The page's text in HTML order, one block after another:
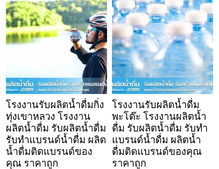
โรงงานรับผลิตน้ำดื่มกิ่ง
ทุ่งเขาหลวง โรงงาน
ผลิตน้ำดื่ม รับผลิตน้ำดื่ม
รับทำแบรนด์น้ำดื่ม ผลิต
น้ำดื่มติดแบรนด์ของ
คุณ ราคาถูก
โรงงานรับผลิตน้ำดื่ม
พะโต๊ะ โรงงานผลิตน้ำ
ดื่ม รับผลิตน้ำดื่ม รับทำ
แบรนด์น้ำดื่ม ผลิตน้ำ
ดื่มติดแบรนด์ของคุณ
ราคาถูก